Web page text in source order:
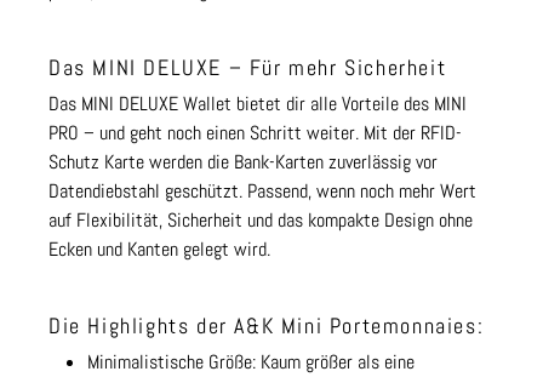
Das MINI DELUXE – Für mehr Sicherheit
Das MINI DELUXE Wallet bietet dir alle Vorteile des MINI
PRO – und geht noch einen Schritt weiter. Mit der RFID-
Schutz Karte werden die Bank-Karten zuverlässig vor
Datendiebstahl geschützt. Passend, wenn noch mehr Wert
auf Flexibilität, Sicherheit und das kompakte Design ohne
Ecken und Kanten gelegt wird.
Die Highlights der A&K Mini Portemonnaies:
Minimalistische Größe: Kaum größer als eine